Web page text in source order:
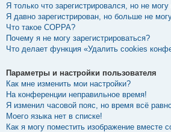
Я только что зарегистрировался, но не могу
Я давно зарегистрирован, но больше не
Что такое COPPA?
Почему я не могу зарегистрироваться?
Что делает функция «Удалить cookies
Параметры и настройки пользователя
Как мне изменить мои настройки?
На конференции неправильное время!
Я изменил часовой пояс, но время всё
Моего языка нет в списке!
Как я могу поместить изображение вместе